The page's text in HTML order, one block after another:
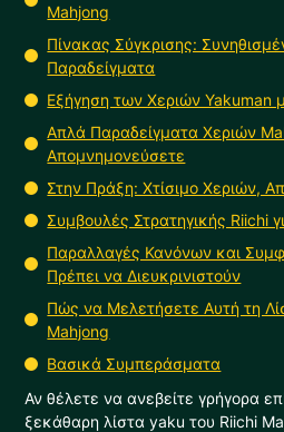
Mahjong
Πίνακας Σύγκρισης:
Παραδείγματα
Εξήγηση των Χεριών Yakuman
Απλά Παραδείγματα Χεριών
Απομνημονεύσετε
Στην Πράξη: Χτίσιμο Χεριών,
Συμβουλές Στρατηγικής Riichi
Παραλλαγές Κανόνων και
Πρέπει να Διευκρινιστούν
Πώς να Μελετήσετε Αυτή τη
Mahjong
Βασικά Συμπεράσματα
Αν θέλετε να ανεβείτε γρήγορα
ξεκάθαρη λίστα yaku του Riichi